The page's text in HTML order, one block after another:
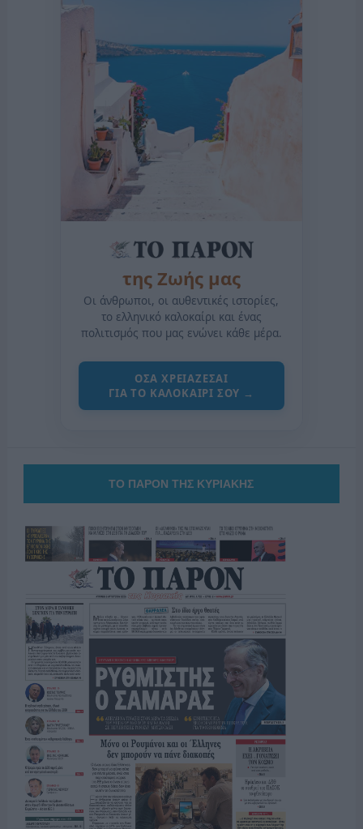
της Ζωής μας
Οι άνθρωποι, οι αυθεντικές ιστορίες,
το ελληνικό καλοκαίρι και ένας
πολιτισμός που μας ενώνει κάθε μέρα.
ΟΣΑ ΧΡΕΙΑΖΕΣΑΙ
ΓΙΑ ΤΟ ΚΑΛΟΚΑΙΡΙ ΣΟΥ →
ΤΟ ΠΑΡΟΝ ΤΗΣ ΚΥΡΙΑΚΗΣ